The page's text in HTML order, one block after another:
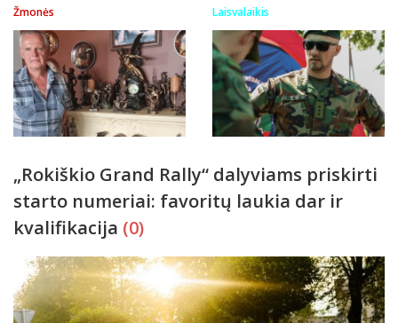
Žmonės Laisvalaikis
„Rokiškio Grand Rally“ dalyviams priskirti
starto numeriai: favoritų laukia dar ir
kvalifikacija (0)